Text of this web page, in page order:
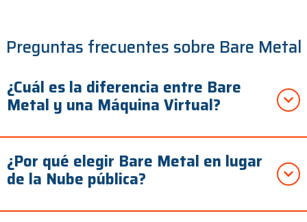
Preguntas frecuentes sobre Bare Metal
¿Cuál es la diferencia entre Bare
Metal y una Máquina Virtual?
¿Por qué elegir Bare Metal en lugar
de la Nube pública?